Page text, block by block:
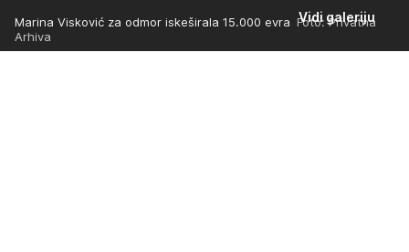
Vidi galeriju
Marina Visković za odmor iskeširala 15.000 evra Foto: Privatna
Arhiva